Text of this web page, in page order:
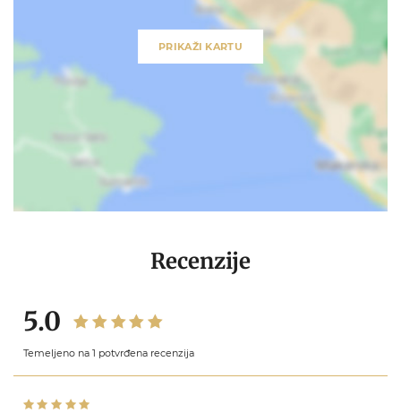
PRIKAŽI KARTU
Recenzije
5.0
Temeljeno na 1 potvrđena recenzija